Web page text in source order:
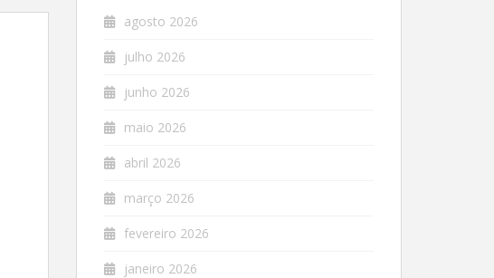
agosto 2026
julho 2026
junho 2026
maio 2026
abril 2026
março 2026
fevereiro 2026
janeiro 2026